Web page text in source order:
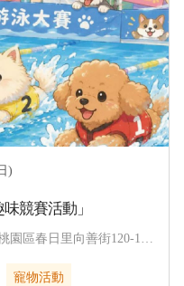
)
競賽活動」
園區春日里向善街120-1
寵物活動